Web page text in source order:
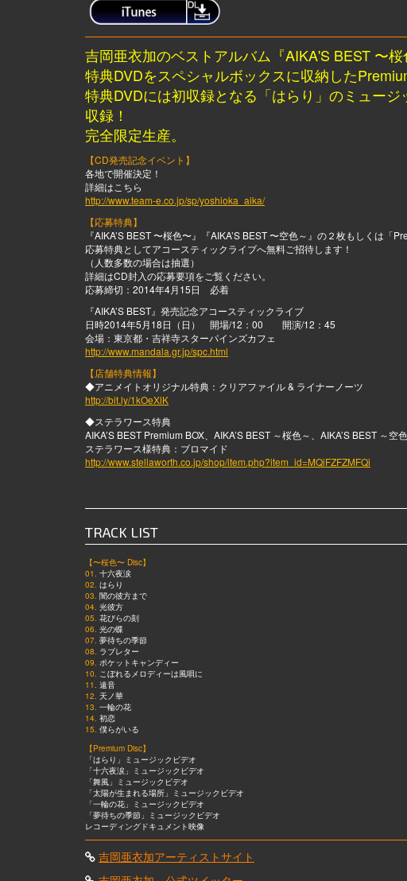
吉岡亜衣加のベストアルバム『AIKA'S BEST 〜
特典DVDをスペシャルボックスに収納した
特典DVDには初収録となる「はらり」のミュー
収録！
完全限定生産。
【CD発売記念イベント】
各地で開催決定！
詳細はこちら
http://www.team-e.co.jp/sp/yoshioka_aika/
【応募特典】
『AIKA’S BEST 〜桜色〜』『AIKA’S BEST 〜空色～』の２枚もしくは「
応募特典としてアコースティックライブへ無料ご招待します！
（人数多数の場合は抽選）
詳細はCD封入の応募要項をご覧ください。
応募締切：2014年4月15日 必着
『AIKA’S BEST』発売記念アコースティックライブ
日時2014年5月18日（日） 開場/12：00 開演/12：45
会場：東京都・吉祥寺スターパインズカフェ
http://www.mandala.gr.jp/spc.html
【店舗特典情報】
◆アニメイトオリジナル特典：クリアファイル & ライナーノーツ
http://bit.ly/1kOeXlK
◆ステラワース特典
AIKA’S BEST Premium BOX、AIKA’S BEST ～桜色～、AIKA’S BEST ～空
ステラワース様特典：ブロマイド
http://www.stellaworth.co.jp/shop/item.php?item_id=MQiFZFZMFQi
TRACK LIST
【〜桜色〜 Disc】
01. 十六夜涙
02. はらり
03. 闇の彼方まで
04. 光彼方
05. 花びらの刻
06. 光の蝶
07. 夢待ちの季節
08. ラブレター
09. ポケットキャンディー
10. こぼれるメロディーは風唄に
11. 遠音
12. 天ノ華
13. 一輪の花
14. 初恋
15. 僕らがいる
【Premium Disc】
「はらり」ミュージックビデオ
「十六夜涙」ミュージックビデオ
「舞風」ミュージックビデオ
「太陽が生まれる場所」ミュージックビデオ
「一輪の花」ミュージックビデオ
「夢待ちの季節」ミュージックビデオ
レコーディングドキュメント映像
吉岡亜衣加アーティストサイト